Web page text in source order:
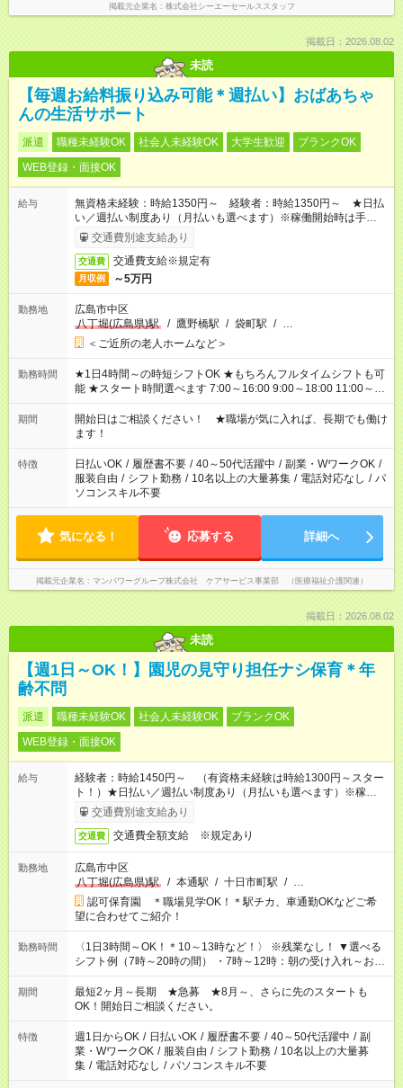
掲載元企業名 株式会社シーエーセールススタッフ
掲載日：2026.08.02
未読
【毎週お給料振り込み可能＊週払い】おばあちゃ
んの生活サポート
派遣 職種未経験OK 社会人未経験OK 大学生歓迎
ブランクOK
WEB登録・面接OK
給与
無資格未経験：時給1350円～ 経験者：時給1350円～ ★日払
い／週払い制度あり（月払いも選べます）※稼働開始時は手続き
完了次第のお支払いとなります。
交通費別途支給あり
交通費 交通費支給※規定有
月収例 ～5万円
勤務地
広島市中区
八丁堀(広島県)駅
/ 鷹野橋駅 / 袋町駅 / …
＜ご近所の老人ホームなど＞
勤務時間
★1日4時間～の時短シフトOK ★もちろんフルタイムシフトも可
能 ★スタート時間選べます 7:00～16:00 9:00～18:00 11:00～
20:00 など 残業なし！ ※Wワークの場合、他のお仕事と合わせ
週40時間超の就業はご案内できません ※法令に基づき、週20時
間以上勤務は社会保険への加入対象となります ※労働者派遣法
（日雇い派遣の原則禁止）により、短時間・短期間の就業はご
案内が難しい場合があります
期間
開始日はご相談ください！ ★職場が気に入れば、長期でも働け
ます！
特徴 日払いOK / 履歴書不要 / 40～50代活躍中 / 副業・WワークOK /
服装自由 / シフト勤務 / 10名以上の大量募集 / 電話対応なし / パ
ソコンスキル不要
気になる！ 応募する 詳細へ
掲載元企業名 マンパワーグループ株式会社 ケアサービス事業部 （医療福祉介護関連）
掲載日：2026.08.02
未読
【週1日～OK！】園児の見守り担任ナシ保育＊年
齢不問
派遣 職種未経験OK 社会人未経験OK
ブランクOK
WEB登録・面接OK
給与
経験者：時給1450円～ （有資格未経験は時給1300円～スター
ト！）★日払い／週払い制度あり（月払いも選べます）※稼働開
始時は手続き完了次第のお支払いとなります★フルタイムできる
方は100円アップ！
交通費別途支給あり
交通費 交通費全額支給 ※規定あり
勤務地
広島市中区
八丁堀(広島県)駅
/ 本通駅 / 十日市町駅 / …
認可保育園 ＊職場見学OK！＊駅チカ、車通勤OKなどご希
望に合わせてご紹介！
勤務時間
〈1日3時間～OK！＊10～13時など！〉 ※残業なし！ ▼選べる
シフト例（7時～20時の間） ・7時～12時：朝の受け入れ～お昼
の準備 ・10時～13時：園児の見守り～お昼の補助 ・9時～16
時：帰りの会まで！子供の成長を見守る ・15時～20時：夜のお
迎えサポート
期間
最短2ヶ月～長期 ★急募 ★8月～、さらに先のスタートも
OK！開始日ご相談ください。
特徴 週1日からOK / 日払いOK / 履歴書不要 / 40～50代活躍中 / 副
業・WワークOK / 服装自由 / シフト勤務 / 10名以上の大量募
集 / 電話対応なし / パソコンスキル不要